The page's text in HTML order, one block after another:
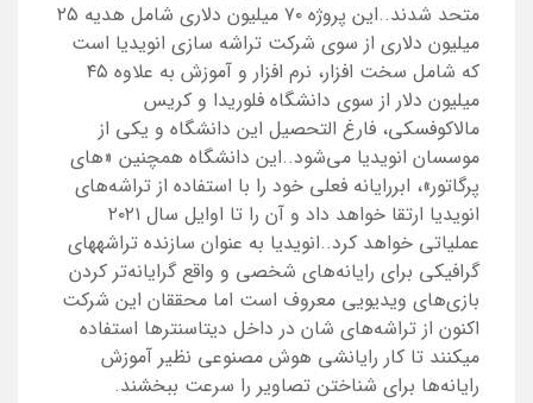
متحد شدند..این پروژه ۷۰ میلیون دلاری شامل هدیه ۲۵
میلیون دلاری از سوی شرکت تراشه سازی انویدیا است
که شامل سخت افزار، نرم افزار و آموزش به علاوه ۴۵
میلیون دلار از سوی دانشگاه فلوریدا و کریس
مالاکوفسکی، فارغ التحصیل این دانشگاه و یکی از
موسسان انویدیا می‌شود..این دانشگاه همچنین «های
پرگاتور»، ابررایانه فعلی خود را با استفاده از تراشه‌های
انویدیا ارتقا خواهد داد و آن را تا اوایل سال ۲۰۲۱
عملیاتی خواهد کرد..انویدیا به عنوان سازنده تراشههای
گرافیکی برای رایانه‌های شخصی و واقع گرایانه‌تر کردن
بازی‌های ویدیویی معروف است اما محققان این شرکت
اکنون از تراشه‌های شان در داخل دیتاسنترها استفاده
میکنند تا کار رایانشی هوش مصنوعی نظیر آموزش
رایانه‌ها برای شناختن تصاویر را سرعت ببخشند.